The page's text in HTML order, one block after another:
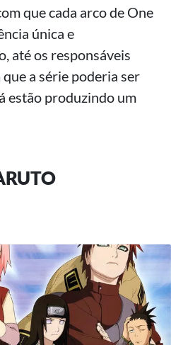
que cada arco de One
única e
até os responsáveis
a série poderia ser
estão produzindo um